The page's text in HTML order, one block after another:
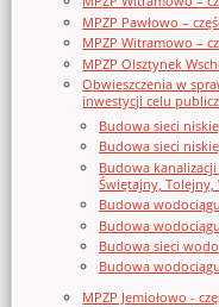
MPZP Pawłowo –
MPZP Witramowo –
MPZP Olsztynek
Obwieszczenia w
inwestycji celu
Budowa sieci
Budowa sieci
Budowa
Świętajny, Tolejny,
Budowa
Budowa
Budowa sieci
Budowa
MPZP Jemiołowo -